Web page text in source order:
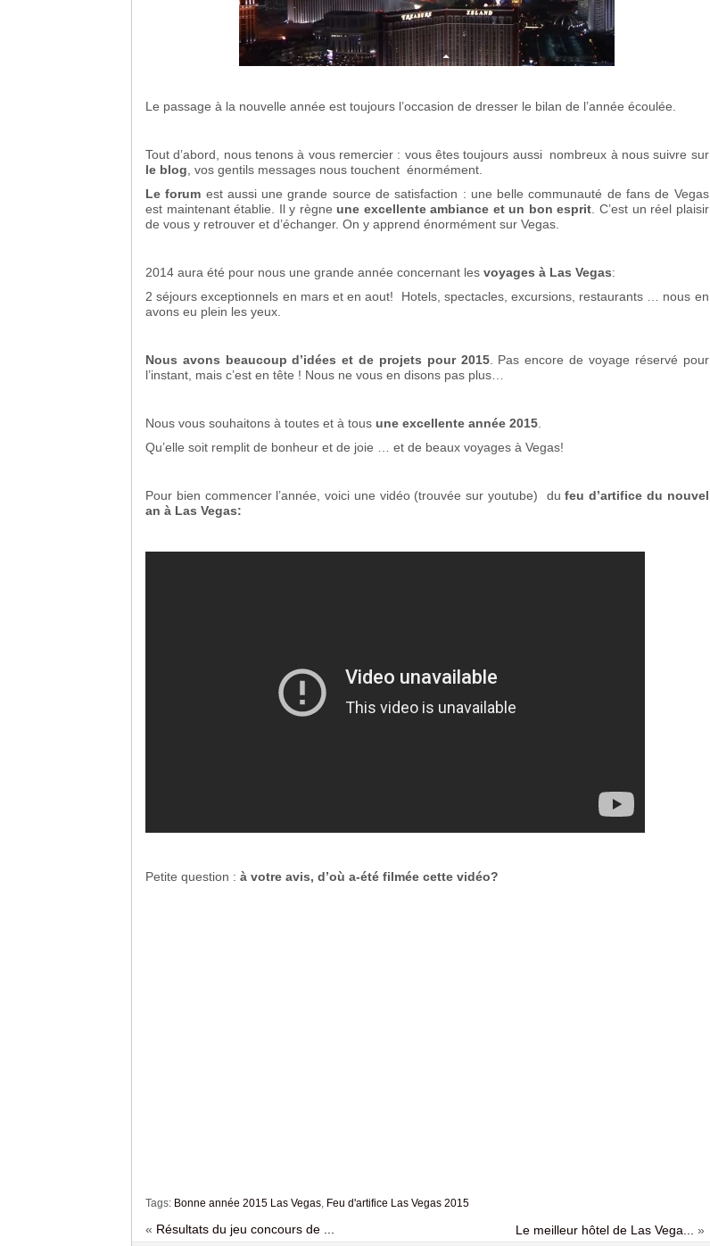
Le passage à la nouvelle année est toujours l’occasion de dresser le bilan de l’année écoulée.
Tout d’abord, nous tenons à vous remercier : vous êtes toujours aussi nombreux à nous suivre sur
le blog, vos gentils messages nous touchent énormément.
Le forum est aussi une grande source de satisfaction : une belle communauté de fans de Vegas
est maintenant établie. Il y règne une excellente ambiance et un bon esprit. C’est un réel plaisir
de vous y retrouver et d’échanger. On y apprend énormément sur Vegas.
2014 aura été pour nous une grande année concernant les voyages à Las Vegas:
2 séjours exceptionnels en mars et en aout! Hotels, spectacles, excursions, restaurants … nous en
avons eu plein les yeux.
Nous avons beaucoup d’idées et de projets pour 2015. Pas encore de voyage réservé pour
l’instant, mais c’est en tête ! Nous ne vous en disons pas plus…
Nous vous souhaitons à toutes et à tous une excellente année 2015.
Qu’elle soit remplit de bonheur et de joie … et de beaux voyages à Vegas!
Pour bien commencer l’année, voici une vidéo (trouvée sur youtube) dufeu d’artifice du nouvel
an à Las Vegas:
Petite question : à votre avis, d’où a-été filmée cette vidéo?
Tags: Bonne année 2015 Las Vegas, Feu d'artifice Las Vegas 2015
« Résultats du jeu concours de ... Le meilleur hôtel de Las Vega... »